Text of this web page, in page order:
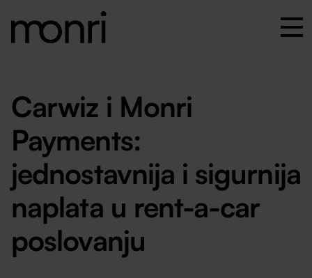
Carwiz i Monri
Payments:
jednostavnija i sigurnija
naplata u rent-a-car
poslovanju